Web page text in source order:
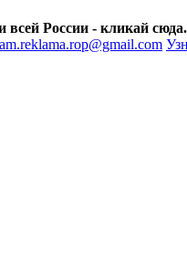
всей России - кликай сюда.